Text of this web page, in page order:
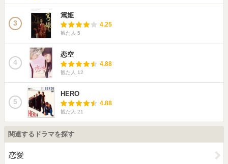
3
篤姫
4.25
観た人 5
4
恋空
4.88
観た人 12
5
HERO
4.88
観た人 21
関連するドラマを探す
恋愛